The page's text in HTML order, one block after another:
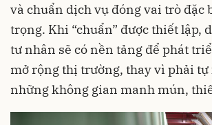
và chuẩn dịch vụ đóng vai trò đặc
trọng. Khi “chuẩn” được thiết lập,
tư nhân sẽ có nền tảng để phát
mở rộng thị trường, thay vì phải tự
những không gian manh mún,